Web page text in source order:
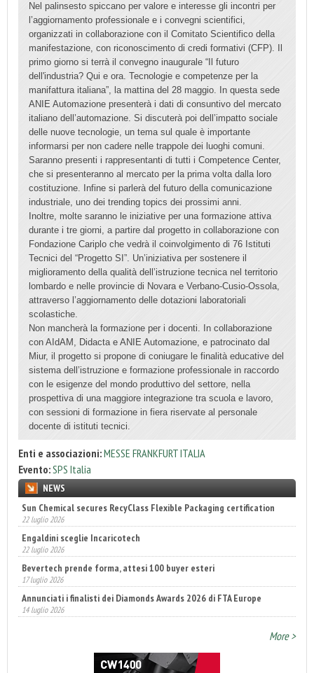
Nel palinsesto spiccano per valore e interesse gli incontri per
l’aggiornamento professionale e i convegni scientifici,
organizzati in collaborazione con il Comitato Scientifico della
manifestazione, con riconoscimento di credi formativi (CFP). Il
primo giorno si terrà il convegno inaugurale “Il futuro
dell'industria? Qui e ora. Tecnologie e competenze per la
manifattura italiana”, la mattina del 28 maggio. In questa sede
ANIE Automazione presenterà i dati di consuntivo del mercato
italiano dell’automazione. Si discuterà poi dell’impatto sociale
delle nuove tecnologie, un tema sul quale è importante
informarsi per non cadere nelle trappole dei luoghi comuni.
Saranno presenti i rappresentanti di tutti i Competence Center,
che si presenteranno al mercato per la prima volta dalla loro
costituzione. Infine si parlerà del futuro della comunicazione
industriale, uno dei trending topics dei prossimi anni.
Inoltre, molte saranno le iniziative per una formazione attiva
durante i tre giorni, a partire dal progetto in collaborazione con
Fondazione Cariplo che vedrà il coinvolgimento di 76 Istituti
Tecnici del “Progetto SI”. Un’iniziativa per sostenere il
miglioramento della qualità dell’istruzione tecnica nel territorio
lombardo e nelle provincie di Novara e Verbano-Cusio-Ossola,
attraverso l’aggiornamento delle dotazioni laboratoriali
scolastiche.
Non mancherà la formazione per i docenti. In collaborazione
con AIdAM, Didacta e ANIE Automazione, e patrocinato dal
Miur, il progetto si propone di coniugare le finalità educative del
sistema dell’istruzione e formazione professionale in raccordo
con le esigenze del mondo produttivo del settore, nella
prospettiva di una maggiore integrazione tra scuola e lavoro,
con sessioni di formazione in fiera riservate al personale
docente di istituti tecnici.
Enti e associazioni:MESSE FRANKFURT ITALIA
Evento:SPS Italia
NEWS
Sun Chemical secures RecyClass Flexible Packaging certification
22 luglio 2026
Engaldini sceglie Incaricotech
22 luglio 2026
Bevertech prende forma, attesi 100 buyer esteri
17 luglio 2026
Annunciati i finalisti dei Diamonds Awards 2026 di FTA Europe
14 luglio 2026
More >